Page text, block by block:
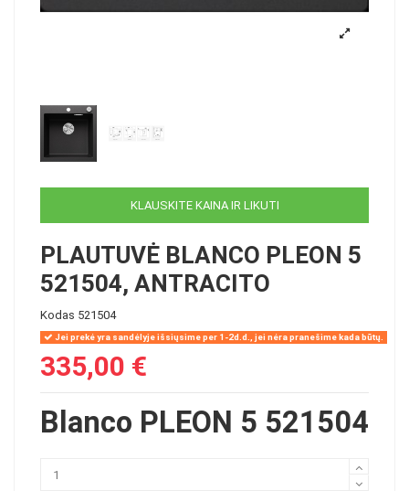
KLAUSKITE KAINA IR LIKUTI
PLAUTUVĖ BLANCO PLEON 5
521504, ANTRACITO
Kodas 521504
Jei prekė yra sandėlyje išsiųsime per 1-2d.d., jei nėra pranešime kada būtų.
335,00 €
Blanco PLEON 5 521504